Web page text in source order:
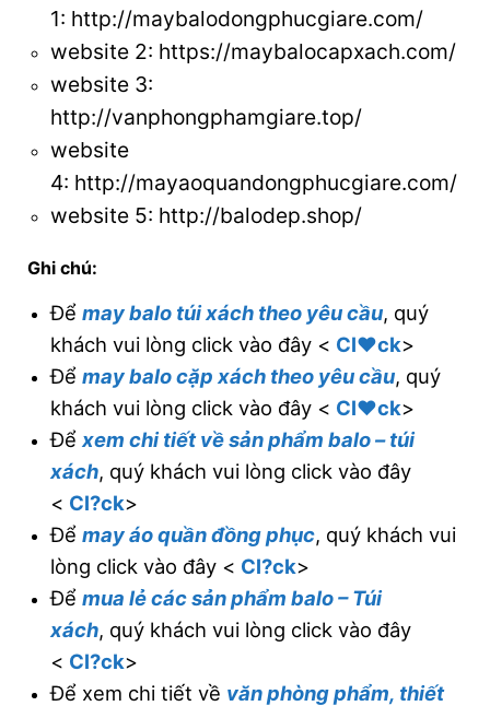
1: http://maybalodongphucgiare.com/
website 2: https://maybalocapxach.com/
website 3:
http://vanphongphamgiare.top/
website
4: http://mayaoquandongphucgiare.com/
website 5: http://balodep.shop/
Ghi chú:
Để may balo túi xách theo yêu cầu, quý
khách vui lòng click vào đây < Cl♥ck>
Để may balo cặp xách theo yêu cầu, quý
khách vui lòng click vào đây < Cl♥ck>
Để xem chi tiết về sản phẩm balo – túi
xách, quý khách vui lòng click vào đây
< Cl?ck>
Để may áo quần đồng phục, quý khách vui
lòng click vào đây < Cl?ck>
Để mua lẻ các sản phẩm balo – Túi
xách, quý khách vui lòng click vào đây
< Cl?ck>
Để xem chi tiết về văn phòng phẩm, thiết